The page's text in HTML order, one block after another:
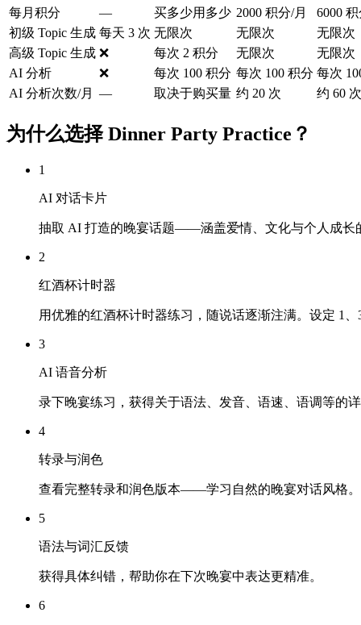
每月积分
— 买多少用多少 2000 积分/月
6000
初级 Topic 生成 每天 3 次 无限次 无限次
无限次
高级 Topic 生成 ❌ 每次 2 积分 无限次
无限次
AI 分析
❌ 每次 100 积分 每次 100 积分 每次
AI 分析次数/月
— 取决于购买量 约 20 次 约 60 次
为什么选择 Dinner Party Practice？
1
AI 对话卡片
抽取 AI 打造的晚宴话题——涵盖爱情、文化与个人成长
2
红酒杯计时器
用优雅的红酒杯计时器练习，随说话逐渐注满。设定 1、
3
AI 语音分析
录下晚宴练习，获得关于语法、发音、语速、语调等的
4
转录与润色
查看完整转录和润色版本——学习自然的晚宴对话风格。
5
语法与词汇反馈
获得具体纠错，帮助你在下次晚宴中表达更精准。
6